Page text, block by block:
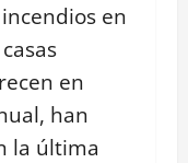
en
en
han
la última